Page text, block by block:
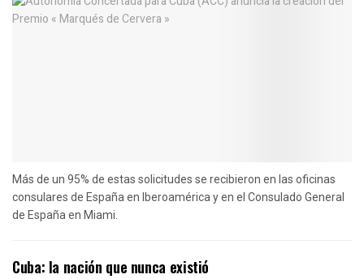
Más de un 95% de estas solicitudes se recibieron en las oficinas
consulares de España en Iberoamérica y en el Consulado General
de España en Miami.
Cuba: la nación que nunca existió